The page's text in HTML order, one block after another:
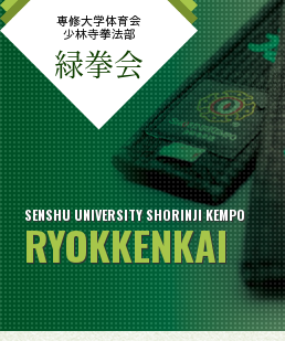
SENSHU UNIVERSITY SHORINJI KEMPO
RYOKKENKAI
専修大学体育会
少林寺拳法部
緑拳会